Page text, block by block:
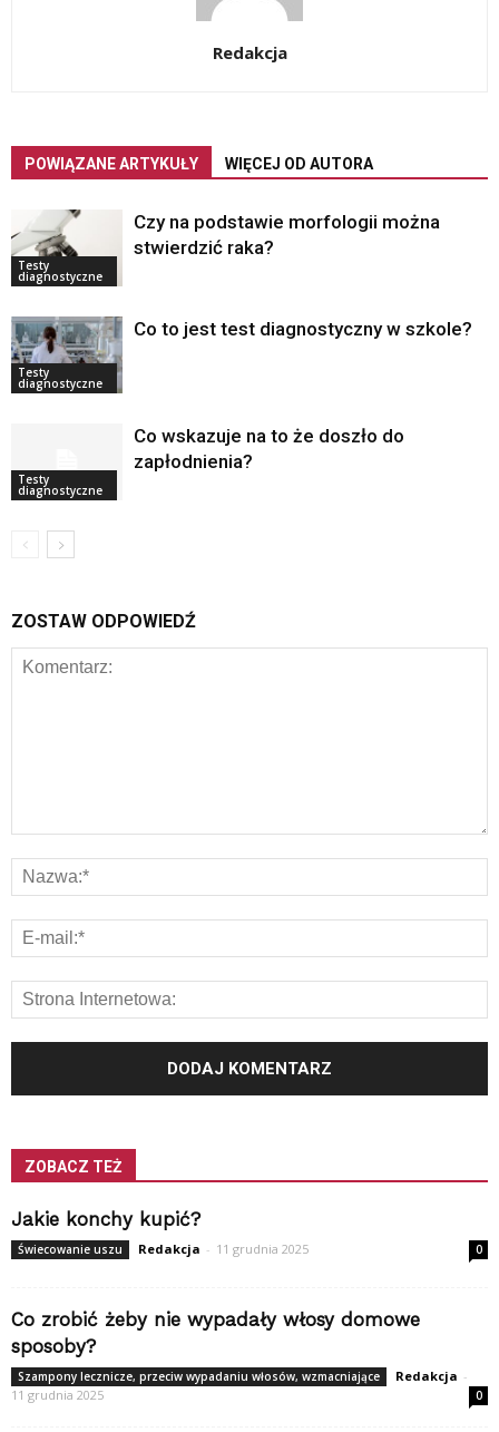
Redakcja
POWIĄZANE ARTYKUŁY WIĘCEJ OD AUTORA
Testy
diagnostyczne
Czy na podstawie morfologii można
stwierdzić raka?
Testy
diagnostyczne
Co to jest test diagnostyczny w szkole?
Testy
diagnostyczne
Co wskazuje na to że doszło do
zapłodnienia?
ZOSTAW ODPOWIEDŹ
ZOBACZ TEŻ
Jakie konchy kupić?
Świecowanie uszu Redakcja - 11 grudnia 2025 0
Co zrobić żeby nie wypadały włosy domowe
sposoby?
Szampony lecznicze, przeciw wypadaniu włosów, wzmacniające Redakcja -
11 grudnia 2025
0